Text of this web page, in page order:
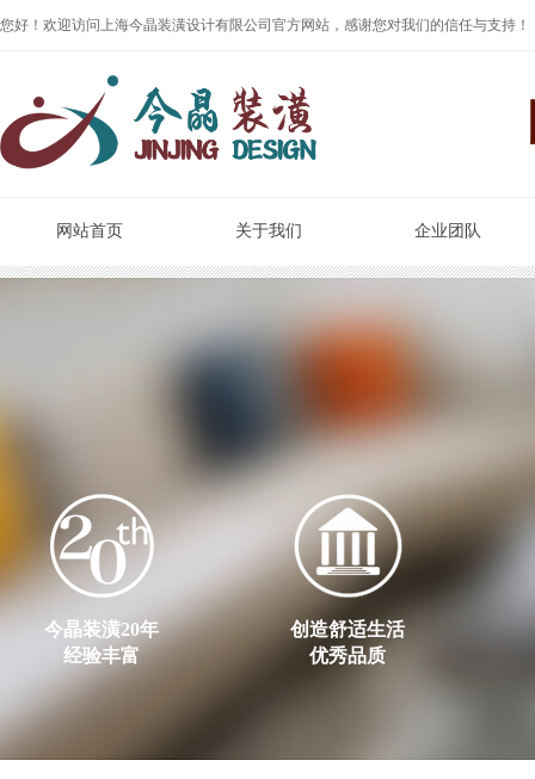
您好！欢迎访问上海今晶装潢设计有限公司官方网站，感谢您对我们的信任与支持！
网站首页 关于我们 企业团队
今晶装潢20年
经验丰富
创造舒适生活
优秀品质